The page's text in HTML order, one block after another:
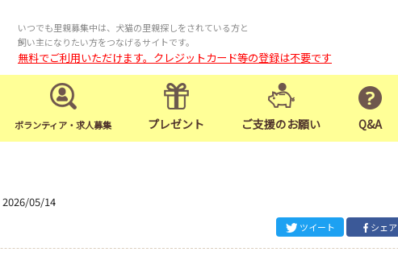
いつでも里親募集中は、犬猫の里親探しをされている方と
飼い主になりたい方をつなげるサイトです。
無料でご利用いただけます。クレジットカード等の登録は不要です
ボランティア・求人募集 プレゼント ご支援のお願い Q&A
2026/05/14
ツイート シェア